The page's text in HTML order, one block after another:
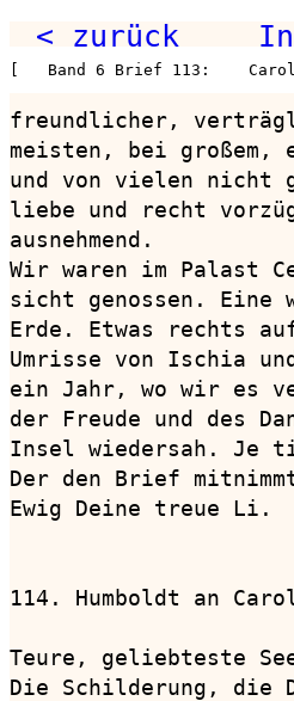
< zurück
[   Band 6 Brief 113:
freundlicher,
meisten, bei großem,
und von vielen
liebe und recht
ausnehmend.
Wir waren im Palast
sicht genossen. Eine
Erde. Etwas rechts
Umrisse von Ischia
ein Jahr, wo wir es
der Freude und des
Insel wiedersah. Je
Der den Brief
Ewig Deine treue Li.
114. Humboldt an
Teure, geliebteste
Die Schilderung, die